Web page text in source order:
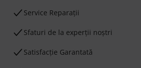
Service Reparații
Sfaturi de la experții noștri
Satisfacție Garantată